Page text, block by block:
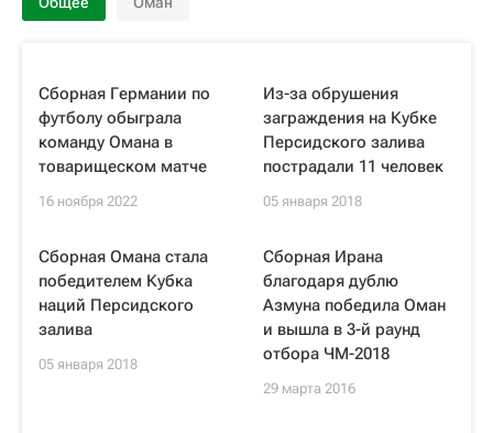
Сборная Германии по
футболу обыграла
команду Омана в
товарищеском матче
16 ноября 2022
Из-за обрушения
заграждения на Кубке
Персидского залива
пострадали 11 человек
05 января 2018
Сборная Омана стала
победителем Кубка
наций Персидского
залива
05 января 2018
Сборная Ирана
благодаря дублю
Азмуна победила Оман
и вышла в 3-й раунд
отбора ЧМ-2018
29 марта 2016